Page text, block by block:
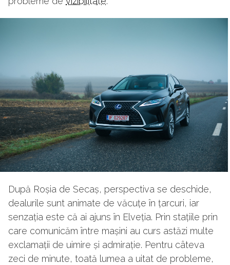
După Roșia de Secaș, perspectiva se deschide,
dealurile sunt animate de văcuțe în țarcuri, iar
senzația este că ai ajuns în Elveția. Prin stațiile prin
care comunicăm între mașini au curs astăzi multe
exclamații de uimire și admirație. Pentru câteva
zeci de minute, toată lumea a uitat de probleme,